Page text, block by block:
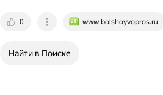
0 www.bolshoyvopros.ru
Найти в Поиске